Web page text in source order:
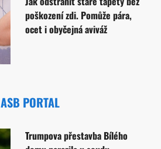
poškození zdi. Pomůže pára,
ocet i obyčejná aviváž
ASB PORTAL
Trumpova přestavba Bílého